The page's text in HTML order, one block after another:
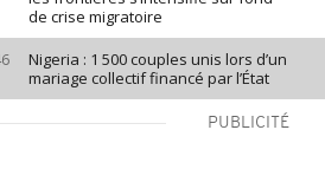
de crise migratoire
Nigeria : 1 500 couples unis lors d’un
mariage collectif financé par l’État
PUBLICITÉ